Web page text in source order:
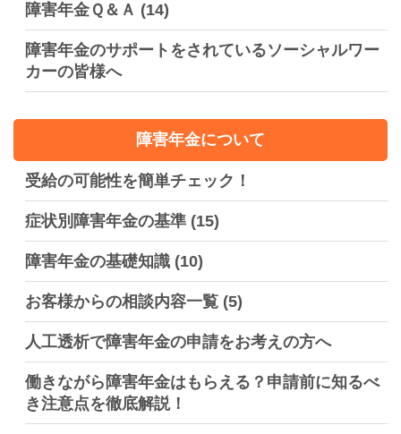
障害年金Ｑ＆Ａ (14)
障害年金のサポートをされているソーシャルワー
カーの皆様へ
障害年金について
受給の可能性を簡単チェック！
症状別障害年金の基準 (15)
障害年金の基礎知識 (10)
お客様からの相談内容一覧 (5)
人工透析で障害年金の申請をお考えの方へ
働きながら障害年金はもらえる？申請前に知るべ
き注意点を徹底解説！